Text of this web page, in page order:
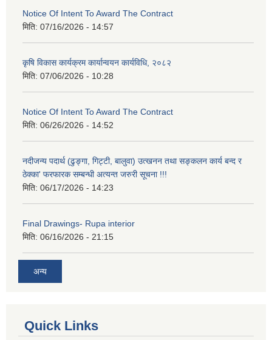
Notice Of Intent To Award The Contract
मिति: 07/16/2026 - 14:57
कृषि विकास कार्यक्रम कार्यान्वयन कार्यविधि, २०८२
मिति: 07/06/2026 - 10:28
Notice Of Intent To Award The Contract
मिति: 06/26/2026 - 14:52
नदीजन्य पदार्थ (ढुङ्गा, गिट्टी, बालुवा) उत्खनन तथा सङ्कलन कार्य बन्द र
ठेक्का' फरफारक सम्बन्धी अत्यन्त जरुरी सूचना !!!
मिति: 06/17/2026 - 14:23
Final Drawings- Rupa interior
मिति: 06/16/2026 - 21:15
अन्य
Quick Links